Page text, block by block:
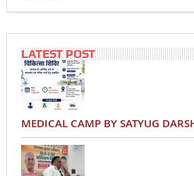
LATEST POST
MEDICAL CAMP BY SATYUG